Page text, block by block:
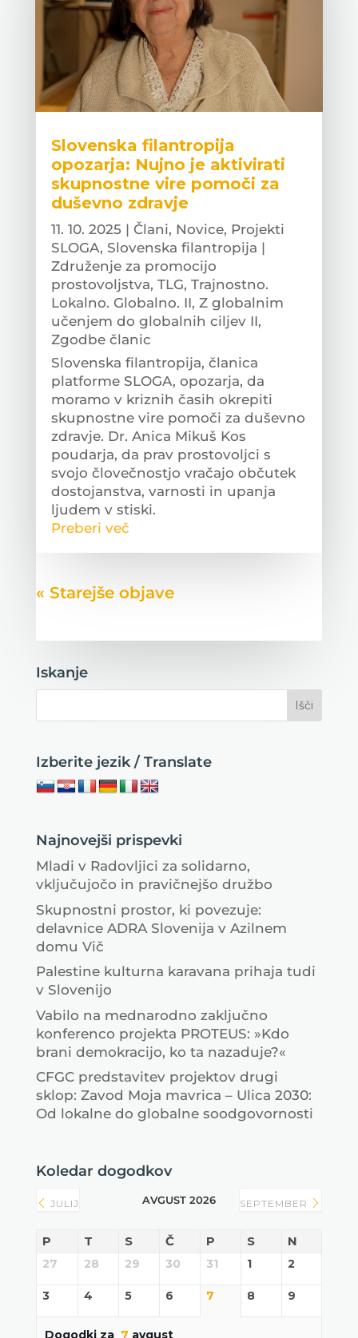
Slovenska filantropija
opozarja: Nujno je aktivirati
skupnostne vire pomoči za
duševno zdravje
11. 10. 2025 | Člani, Novice, Projekti
SLOGA, Slovenska filantropija |
Združenje za promocijo
prostovoljstva, TLG, Trajnostno.
Lokalno. Globalno. II, Z globalnim
učenjem do globalnih ciljev II,
Zgodbe članic
Slovenska filantropija, članica
platforme SLOGA, opozarja, da
moramo v kriznih časih okrepiti
skupnostne vire pomoči za duševno
zdravje. Dr. Anica Mikuš Kos
poudarja, da prav prostovoljci s
svojo človečnostjo vračajo občutek
dostojanstva, varnosti in upanja
ljudem v stiski.
Preberi več
« Older Entries
Iskanje
Izberite jezik / Translate
Najnovejši prispevki
Mladi v Radovljici za solidarno,
vključujočo in pravičnejšo družbo
Skupnostni prostor, ki povezuje:
delavnice ADRA Slovenija v Azilnem
domu Vič
Palestine kulturna karavana prihaja tudi
v Slovenijo
Vabilo na mednarodno zaključno
konferenco projekta PROTEUS: »Kdo
brani demokracijo, ko ta nazaduje?«
CFGC predstavitev projektov drugi
sklop: Zavod Moja mavrica – Ulica 2030:
Od lokalne do globalne soodgovornosti
Koledar dogodkov
JULIJ AVGUST 2026 SEPTEMBER
P T S Č P S N
27 28 29 30 31 1 2
3 4 5 6 7 8 9
Dogodki za 7 avgust